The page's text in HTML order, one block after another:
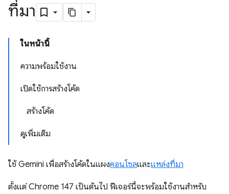
ที่มา
ในหน้านี้
ความพร้อมใช้งาน
เปิดใช้การสร้างโค้ด
สร้างโค้ด
ดูเพิ่มเติม
ใช้ Gemini เพื่อสร้างโค้ดในแผงคอนโซลและแหล่งที่มา
ตั้งแต่ Chrome 147 เป็นต้นไป ฟีเจอร์นี้จะพร้อมใช้งานสำหรับ